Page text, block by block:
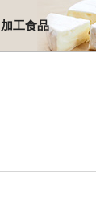
加工食品